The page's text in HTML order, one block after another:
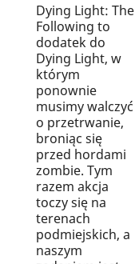
Dying Light: The
Following to
dodatek do
Dying Light, w
którym
ponownie
musimy walczyć
o przetrwanie,
broniąc się
przed hordami
zombie. Tym
razem akcja
toczy się na
terenach
podmiejskich, a
naszym